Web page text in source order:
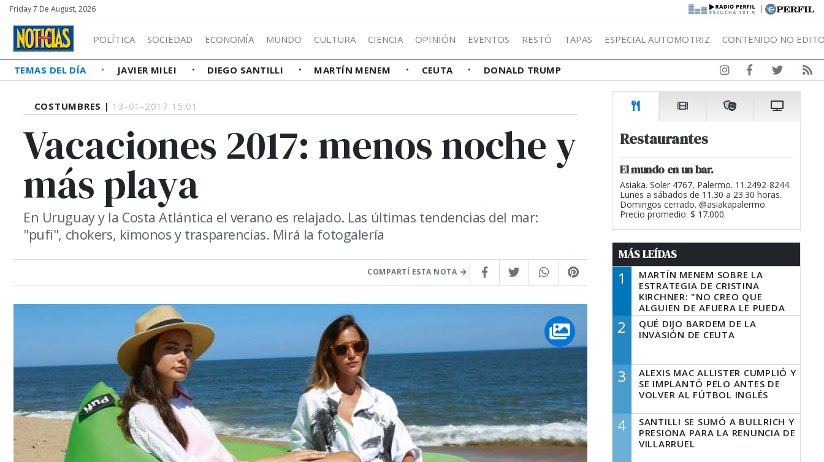
Friday 7 De August, 2026 |
POLÍTICA SOCIEDAD ECONOMÍA MUNDO CULTURA CIENCIA OPINIÓN EVENTOS RESTÓ TAPAS ESPECIAL AUTOMOTRIZ CONTENIDO NO
TEMAS DEL DÍA JAVIER MILEI DIEGO SANTILLI MARTÍN MENEM CEUTA DONALD TRUMP
COSTUMBRES | 13-01-2017 15:01
Vacaciones 2017: menos noche y
más playa
En Uruguay y la Costa Atlántica el verano es relajado. Las últimas tendencias del mar:
"pufi", chokers, kimonos y trasparencias. Mirá la fotogalería
COMPARTÍ ESTA NOTA
Restaurantes
El mundo en un bar.
Asiaka. Soler 4767, Palermo. 11.2492-8244.
Lunes a sábados de 11.30 a 23.30 horas.
Domingos cerrado. @asiakapalermo.
Precio promedio: $ 17.000.
MÁS LEÍDAS
1
MARTÍN MENEM SOBRE LA
ESTRATEGIA DE CRISTINA
KIRCHNER: "NO CREO QUE
ALGUIEN DE AFUERA LE PUEDA
DECIR A LA JUSTICIA LO QUE
TIENE QUE HACER"
2
QUÉ DIJO BARDEM DE LA
INVASIÓN DE CEUTA
3
ALEXIS MAC ALLISTER CUMPLIÓ Y
SE IMPLANTÓ PELO ANTES DE
VOLVER AL FÚTBOL INGLÉS
4
SANTILLI SE SUMÓ A BULLRICH Y
PRESIONA PARA LA RENUNCIA DE
VILLARRUEL